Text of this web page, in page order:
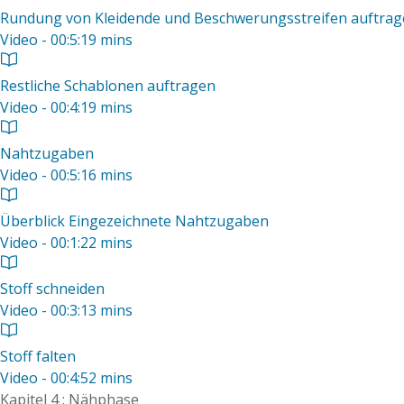
Rundung von Kleidende und Beschwerungsstreifen
Video - 00:5:19 mins
Restliche Schablonen auftragen
Video - 00:4:19 mins
Nahtzugaben
Video - 00:5:16 mins
Überblick Eingezeichnete Nahtzugaben
Video - 00:1:22 mins
Stoff schneiden
Video - 00:3:13 mins
Stoff falten
Video - 00:4:52 mins
Kapitel 4 : Nähphase